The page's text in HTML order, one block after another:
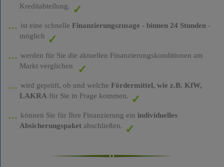
Kreditabteilung.
ist eine schnelle Finanzierungszusage - binnen 24 Stunden-
möglich
werden für Sie die aktuellen Finanzierungskonditionen am
Markt verglichen
wird geprüft, ob und welche Fördermittel, wie z.B. KfW,
LAKRA für Sie in Frage kommen.
können Sie für Ihre Finanzierung ein individuelles
Absicherungspaketabschließen.